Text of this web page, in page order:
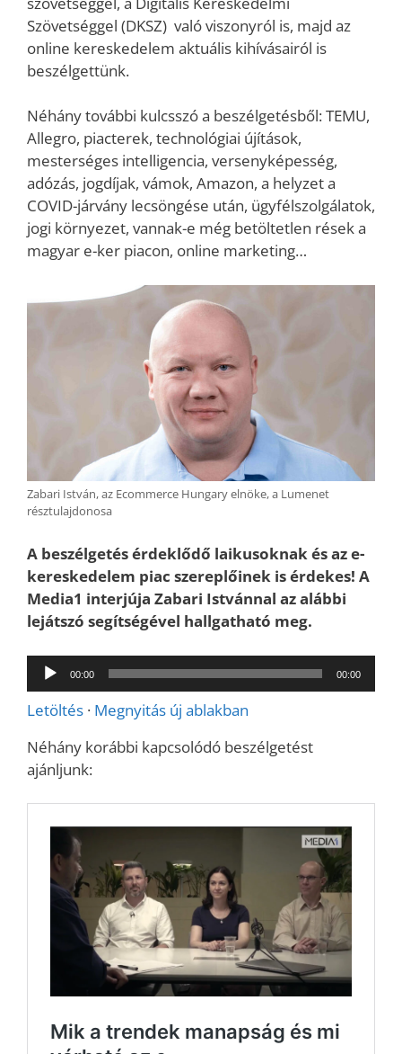
Szövetséggel (DKSZ) való viszonyról is, majd az
online kereskedelem aktuális kihívásairól is
beszélgettünk.
Néhány további kulcsszó a beszélgetésből: TEMU,
Allegro, piacterek, technológiai újítások,
mesterséges intelligencia, versenyképesség,
adózás, jogdíjak, vámok, Amazon, a helyzet a
COVID-járvány lecsöngése után, ügyfélszolgálatok,
jogi környezet, vannak-e még betöltetlen rések a
magyar e-ker piacon, online marketing…
Zabari István, az Ecommerce Hungary elnöke, a Lumenet
résztulajdonosa
A beszélgetés érdeklődő laikusoknak és az e-
kereskedelem piac szereplőinek is érdekes! A
Media1 interjúja Zabari Istvánnal az alábbi
lejátszó segítségével hallgatható meg.
Audió
lejátszó
00:00 00:00
Letöltés · Megnyitás új ablakban
Néhány korábbi kapcsolódó beszélgetést
ajánljunk: